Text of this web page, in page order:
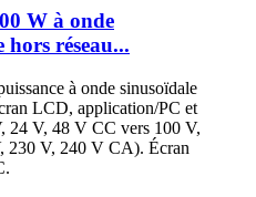
W à onde
hors réseau...